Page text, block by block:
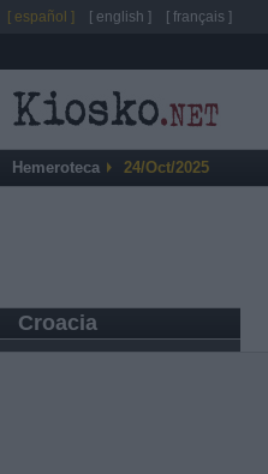
Hemeroteca 24/Oct/2025
Croacia
[ español ] [ english ] [ français ]